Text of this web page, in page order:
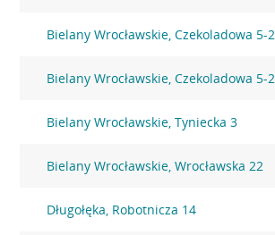
Bielany Wrocławskie, Czekoladowa 5-
Bielany Wrocławskie, Czekoladowa 5-
Bielany Wrocławskie, Tyniecka 3
Bielany Wrocławskie, Wrocławska 22
Długołęka, Robotnicza 14